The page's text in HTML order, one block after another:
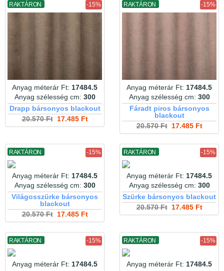
RAKTÁRON -15%
Anyag méterár Ft: 17484.5
Anyag szélesség cm: 300
Drapp bársonyos blackout
20.570 Ft17.485 Ft
RAKTÁRON -15%
Anyag méterár Ft: 17484.5
Anyag szélesség cm: 300
Fáradt piros bársonyos
blackout
20.570 Ft17.485 Ft
RAKTÁRON -15%
Anyag méterár Ft: 17484.5
Anyag szélesség cm: 300
Világosszürke bársonyos
blackout
20.570 Ft17.485 Ft
RAKTÁRON -15%
Anyag méterár Ft: 17484.5
Anyag szélesség cm: 300
Szürke bársonyos blackout
20.570 Ft17.485 Ft
RAKTÁRON -15%
Anyag méterár Ft: 17484.5
RAKTÁRON -15%
Anyag méterár Ft: 17484.5